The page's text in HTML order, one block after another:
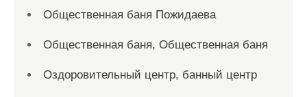
Общественная баня Пожидаева
Общественная баня, Общественная баня
Оздоровительный центр, банный центр